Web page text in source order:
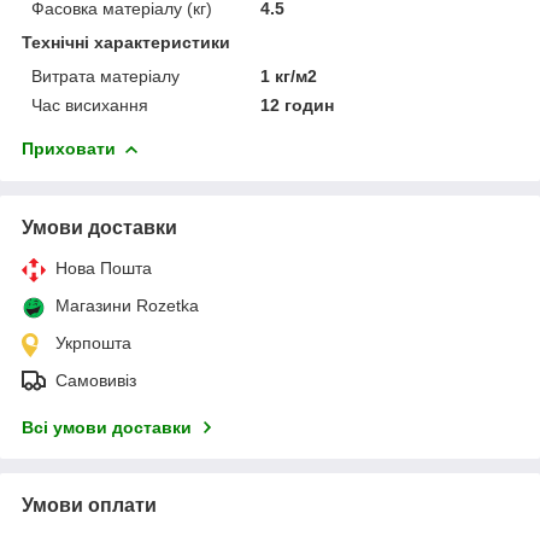
Фасовка матеріалу (кг)
4.5
Технічні характеристики
Витрата матеріалу
1 кг/м2
Час висихання
12 годин
Приховати
Умови доставки
Нова Пошта
Магазини Rozetka
Укрпошта
Самовивіз
Всі умови доставки
Умови оплати